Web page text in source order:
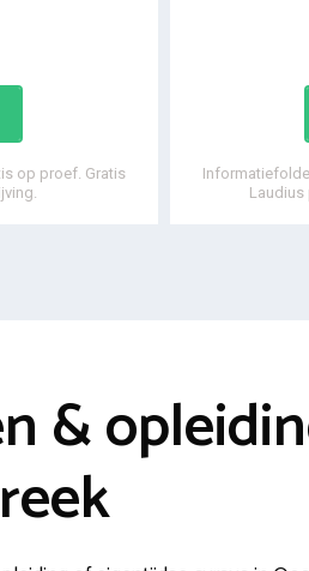
op proef. Gratis
Laudius
&